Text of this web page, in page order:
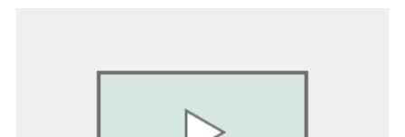
คู่แข่งด้วยกลยุทธ์ และจารึกชื่อของคุณไว้ใน
เว็บไซต์อย่างเป็นทางการ:
https://warline.powerfantasygames.com/